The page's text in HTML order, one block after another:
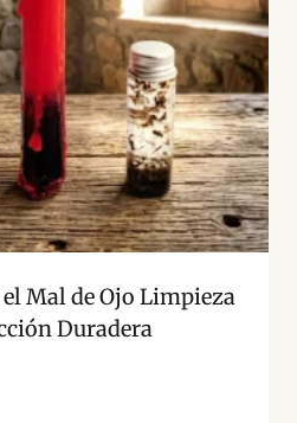
Mal de Ojo Limpieza
Duradera